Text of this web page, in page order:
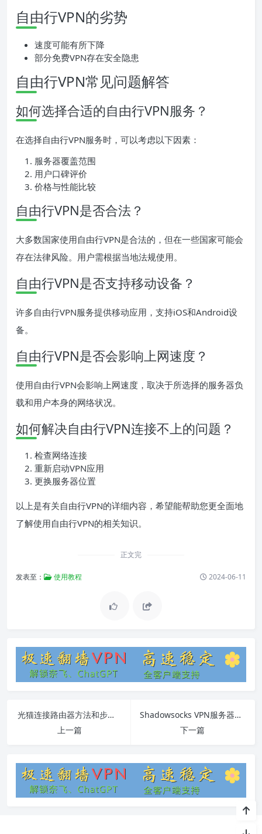
自由行VPN的劣势
速度可能有所下降
部分免费VPN存在安全隐患
自由行VPN常见问题解答
如何选择合适的自由行VPN服务？
在选择自由行VPN服务时，可以考虑以下因素：
服务器覆盖范围
用户口碑评价
价格与性能比较
自由行VPN是否合法？
大多数国家使用自由行VPN是合法的，但在一些国家可能会
存在法律风险。用户需根据当地法规使用。
自由行VPN是否支持移动设备？
许多自由行VPN服务提供移动应用，支持iOS和Android设
备。
自由行VPN是否会影响上网速度？
使用自由行VPN会影响上网速度，取决于所选择的服务器负
载和用户本身的网络状况。
如何解决自由行VPN连接不上的问题？
检查网络连接
重新启动VPN应用
更换服务器位置
以上是有关自由行VPN的详细内容，希望能帮助您更全面地
了解使用自由行VPN的相关知识。
正文完
发表至： 使用教程 2024-06-11
光猫连接路由器方法和步骤详解
上一篇
Shadowsocks VPN服务器全面指南
下一篇